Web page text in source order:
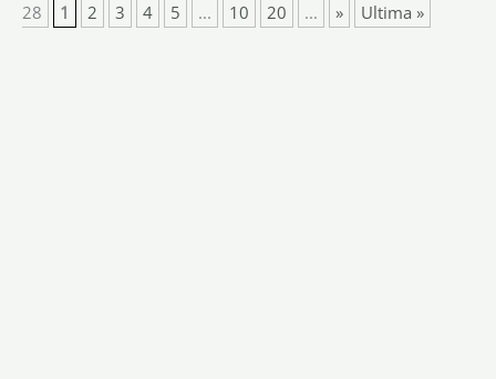
28
1 2 3 4 5 ... 10 20 ... » Ultima »